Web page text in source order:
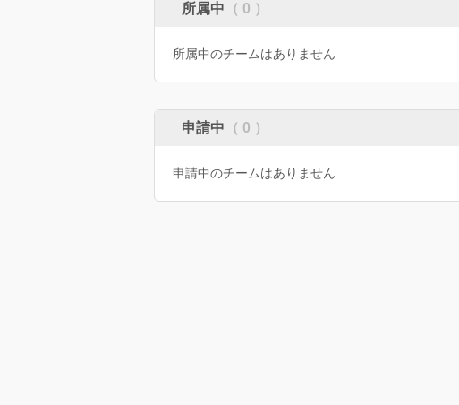
所属中 （ 0 ）
所属中のチームはありません
申請中 （ 0 ）
申請中のチームはありません